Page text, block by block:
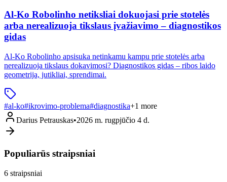
Al-Ko Robolinho netiksliai dokuojasi prie stotelės
arba nerealizuoja tikslaus įvažiavimo – diagnostikos
gidas
Al-Ko Robolinho apsisuka netinkamu kampu prie stotelės arba
nerealizuoja tikslaus dokavimosi? Diagnostikos gidas – ribos laido
geometrija, jutikliai, sprendimai.
#al-ko#ikrovimo-problema#diagnostika+1 more
Darius Petrauskas•2026 m. rugpjūčio 4 d.
Populiarūs straipsniai
6 straipsniai